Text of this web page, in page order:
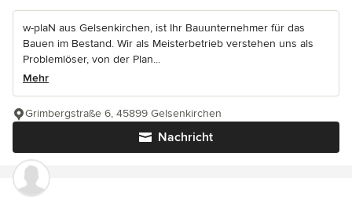
w-plaN aus Gelsenkirchen, ist Ihr Bauunternehmer für das
Bauen im Bestand. Wir als Meisterbetrieb verstehen uns als
Problemlöser, von der Plan...
Mehr
Nachricht
Grimbergstraße 6, 45899 Gelsenkirchen